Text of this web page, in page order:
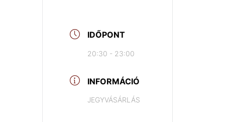
IDŐPONT
20:30 - 23:00
INFORMÁCIÓ
JEGYVÁSÁRLÁS